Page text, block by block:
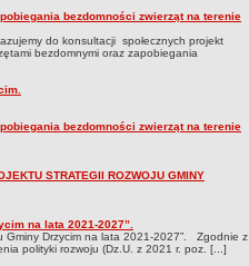
bezdomności zwierząt na terenie
do konsultacji społecznych projekt
bezdomnymi oraz zapobiegania
bezdomności zwierząt na terenie
STRATEGII ROZWOJU GMINY
na lata 2021-2027”.
Gminy Drzycim na lata 2021-2027”. Zgodnie z
polityki rozwoju (Dz.U. z 2021 r. poz. [...]